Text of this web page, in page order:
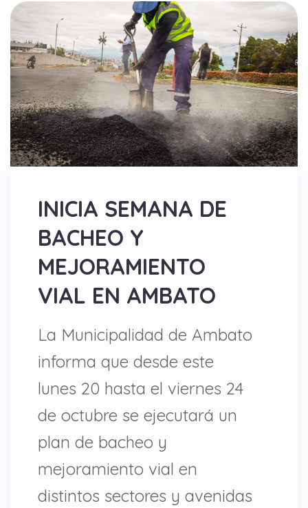
INICIA SEMANA DE
BACHEO Y
MEJORAMIENTO
VIAL EN AMBATO
La Municipalidad de Ambato
informa que desde este
lunes 20 hasta el viernes 24
de octubre se ejecutará un
plan de bacheo y
mejoramiento vial en
distintos sectores y avenidas